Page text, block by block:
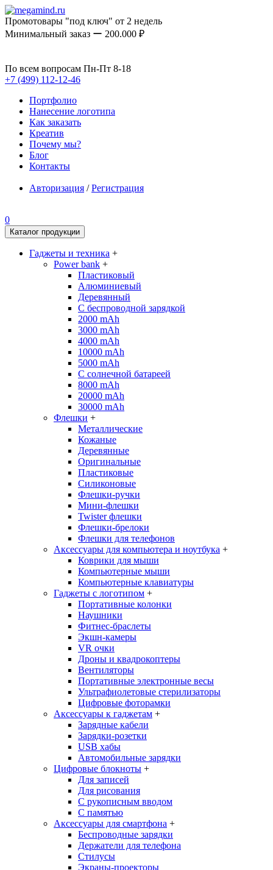
Промотовары "под ключ" от 2 недель
Минимальный заказ ー 200.000 ₽
По всем вопросам Пн-Пт 8-18
+7 (499) 112-12-46
Портфолио
Нанесение логотипа
Как заказать
Креатив
Почему мы?
Блог
Контакты
Авторизация /Регистрация
0
Каталог продукции
Гаджеты и техника +
Power bank +
Пластиковый
Алюминиевый
Деревянный
С беспроводной зарядкой
2000 mAh
3000 mAh
4000 mAh
10000 mAh
5000 mAh
С солнечной батареей
8000 mAh
20000 mAh
30000 mAh
Флешки +
Металлические
Кожаные
Деревянные
Оригинальные
Пластиковые
Силиконовые
Флешки-ручки
Мини-флешки
Twister флешки
Флешки-брелоки
Флешки для телефонов
Аксессуары для компьютера и ноутбука +
Коврики для мыши
Компьютерные мыши
Компьютерные клавиатуры
Гаджеты с логотипом +
Портативные колонки
Наушники
Фитнес-браслеты
Экшн-камеры
VR очки
Дроны и квадрокоптеры
Вентиляторы
Портативные электронные весы
Ультрафиолетовые стерилизаторы
Цифровые фоторамки
Аксессуары к гаджетам +
Зарядные кабели
Зарядки-розетки
USB хабы
Автомобильные зарядки
Цифровые блокноты +
Для записей
Для рисования
С рукописным вводом
С памятью
Аксессуары для смартфона +
Беспроводные зарядки
Держатели для телефона
Стилусы
Экраны-проекторы